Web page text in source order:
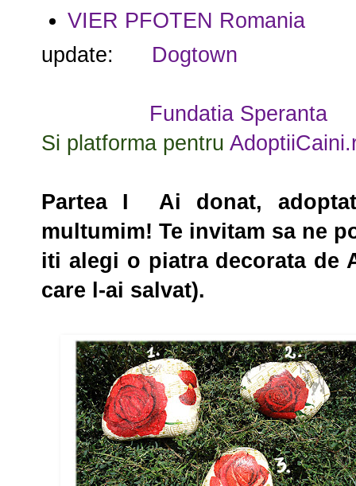
VIER PFOTEN Romania
update: Dogtown
Fundatia Speranta
Si platforma pentru
Partea I Ai donat,
multumim! Te invitam sa ne
iti alegi o piatra decorata de
care l-ai salvat).